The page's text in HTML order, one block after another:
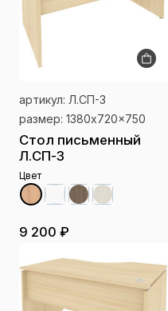
артикул: Л.СП-3
размер: 1380x720x750
Стол письменный
Л.СП-3
Цвет
9 200 ₽